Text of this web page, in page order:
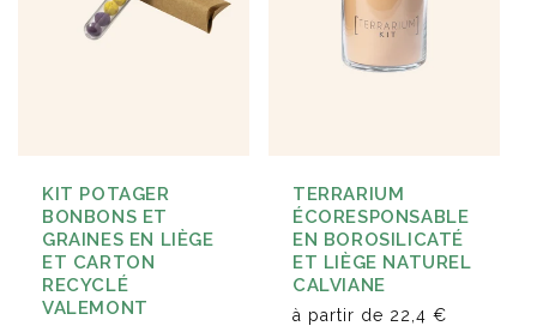
KIT POTAGER
BONBONS ET
GRAINES EN LIÈGE
ET CARTON
RECYCLÉ
VALEMONT
TERRARIUM
ÉCORESPONSABLE
EN BOROSILICATÉ
ET LIÈGE NATUREL
CALVIANE
à partir de 22,4 €